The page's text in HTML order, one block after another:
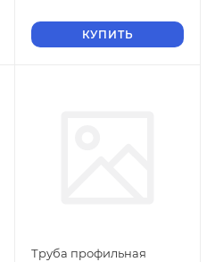
КУПИТЬ
Труба профильная